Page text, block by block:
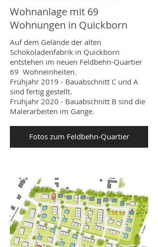
Wohnanlage mit 69
Wohnungen in Quickborn
Auf dem Gelände der alten
Schokoladenfabrik in Quickborn
entstehen im neuen Feldbehn-Quartier
69 Wohneinheiten.
Frühjahr 2019 - Bauabschnitt C und A
sind fertig gestellt.
Frühjahr 2020 - Bauabschnitt B sind die
Malerarbeiten im Gange.
Fotos zum Feldbehn-Quartier